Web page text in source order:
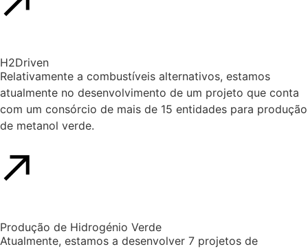
H2Driven​
Relativamente a combustíveis alternativos, estamos
atualmente no desenvolvimento de um projeto que conta
com um consórcio de mais de 15 entidades para produção
de metanol verde.
Produção de Hidrogénio Verde
Atualmente, estamos a desenvolver 7 projetos de